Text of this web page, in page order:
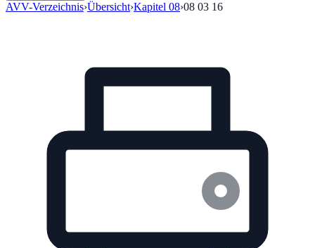
AVV-Verzeichnis›Übersicht›Kapitel 08›08 03 16